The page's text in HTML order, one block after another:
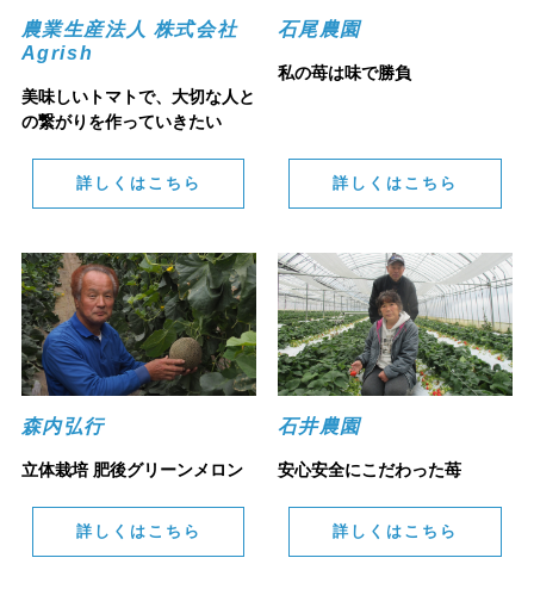
農業生産法人 株式会社
Agrish
美味しいトマトで、大切な人と
の繋がりを作っていきたい
詳しくはこちら
石尾農園
私の苺は味で勝負
詳しくはこちら
森内弘行
立体栽培 肥後グリーンメロン
詳しくはこちら
石井農園
安心安全にこだわった苺
詳しくはこちら